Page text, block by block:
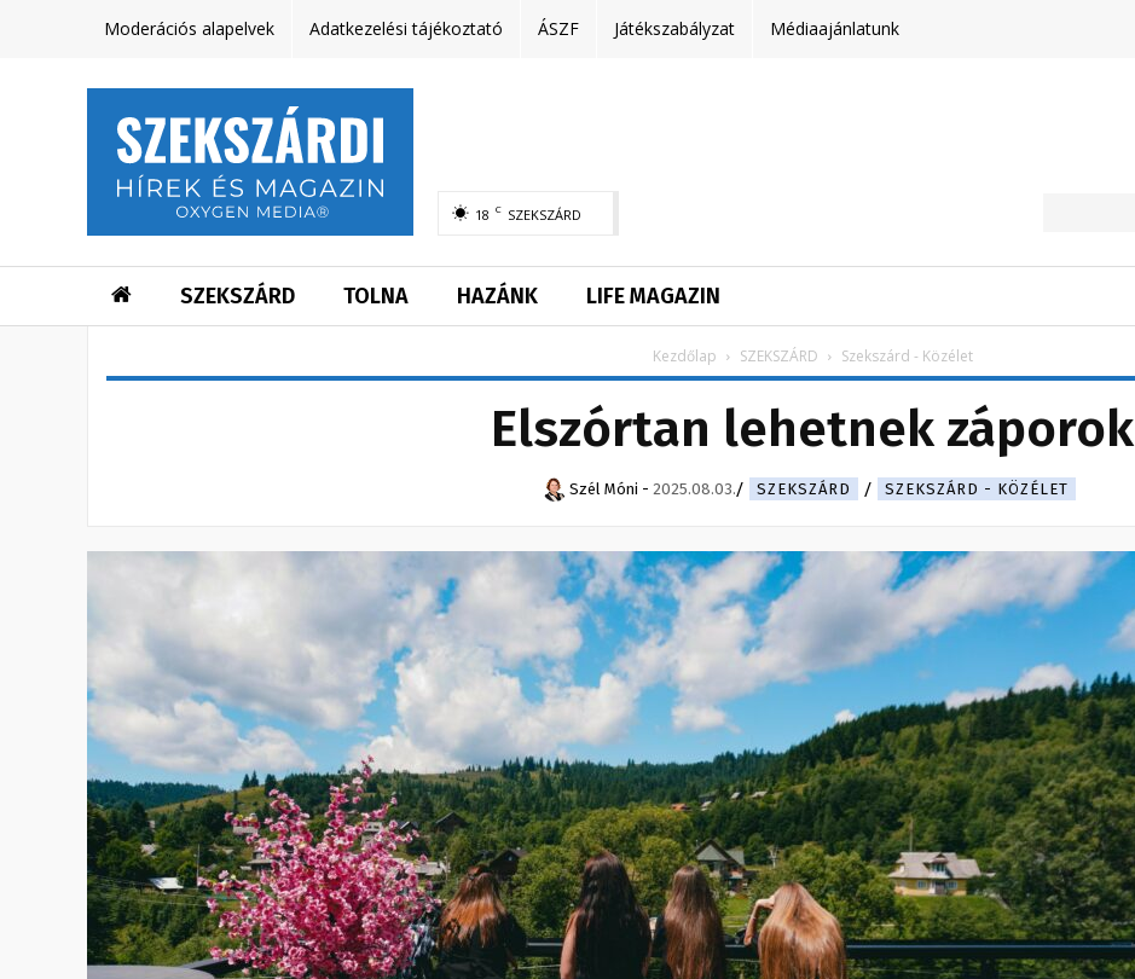
Moderációs alapelvek Adatkezelési tájékoztató ÁSZF Játékszabályzat Médiaajánlatunk
18 C SZEKSZÁRD
SZEKSZÁRD TOLNA HAZÁNK LIFE MAGAZIN
Kezdőlap SZEKSZÁRD Szekszárd - Közélet
Elszórtan lehetnek záporok
Szél Móni - 2025.08.03. SZEKSZÁRD SZEKSZÁRD - KÖZÉLET